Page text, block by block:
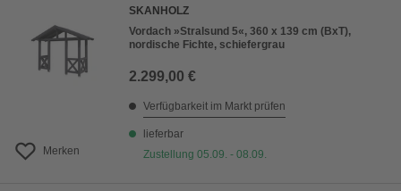
Merken
SKANHOLZ
Vordach »Stralsund 5«, 360 x 139 cm (BxT),
nordische Fichte, schiefergrau
2.299,00 €
Verfügbarkeit im Markt prüfen
lieferbar
Zustellung 05.09. - 08.09.